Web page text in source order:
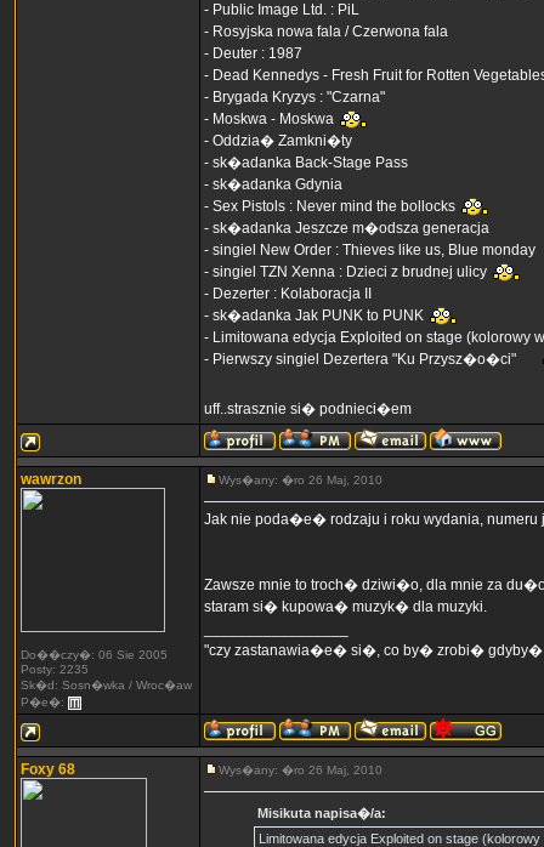
- Public Image Ltd. : PiL
- Rosyjska nowa fala / Czerwona fala
- Deuter : 1987
- Dead Kennedys - Fresh Fruit for Rotten
- Brygada Kryzys : "Czarna"
- Moskwa - Moskwa
- Oddzia� Zamkni�ty
- sk�adanka Back-Stage Pass
- sk�adanka Gdynia
- Sex Pistols : Never mind the bollocks
- sk�adanka Jeszcze m�odsza generacja
- singiel New Order : Thieves like us, Blue monday
- singiel TZN Xenna : Dzieci z brudnej ulicy
- Dezerter : Kolaboracja II
- sk�adanka Jak PUNK to PUNK
- Limitowana edycja Exploited on stage (kolorowy
- Pierwszy singiel Dezertera "Ku Przysz�o�ci"
uff..strasznie si� podnieci�em
wawrzon
Do��czy�: 06 Sie 2005
Posty: 2235
Sk�d: Sosn�wka / Wroc�aw
P�e�:
Wys�any: �ro 26 Maj, 2010
Jak nie poda�e� rodzaju i roku wydania,
Zawsze mnie to troch� dziwi�o, dla mnie za
staram si� kupowa� muzyk� dla muzyki.
"czy zastanawia�e� si�, co by� zrobi�
Foxy 68 Wys�any: �ro 26 Maj, 2010
Misikuta napisa�/a:
Limitowana edycja Exploited on stage (kolorowy